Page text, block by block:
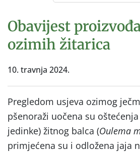
Obavijest
ozimih žitarica
10. travnja 2024.
Pregledom usjeva ozimog
pšenoraži uočena su
jedinke) žitnog balca (Oulema
primjećena su i odložena jaja